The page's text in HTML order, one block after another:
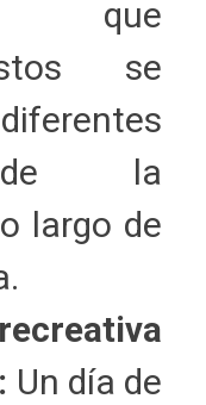
que
se
de la
largo de
Un día de